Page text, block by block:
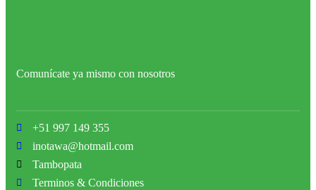
Comunícate ya mismo con nosotros
+51 997 149 355
inotawa@hotmail.com
Tambopata
Terminos & Condiciones